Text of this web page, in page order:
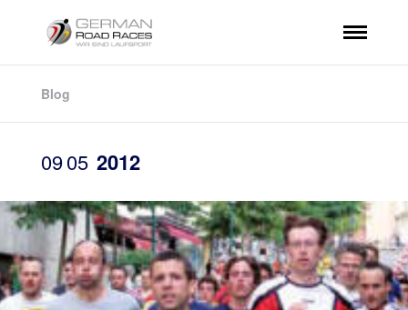
Blog
0905 2012